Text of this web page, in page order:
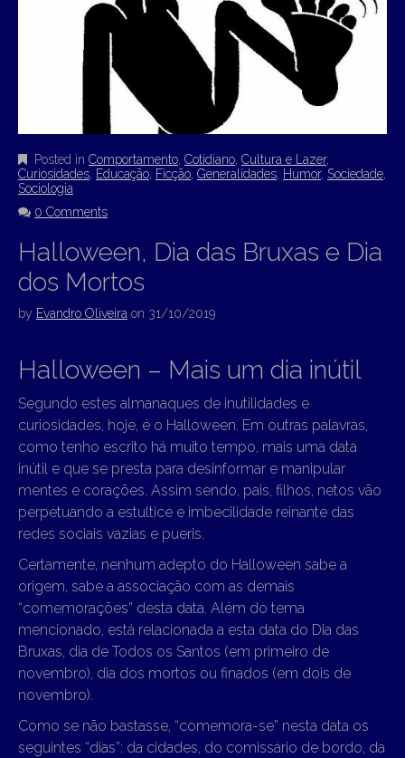
Posted in Comportamento, Cotidiano, Cultura e Lazer,
Curiosidades, Educação, Ficção, Generalidades, Humor, Sociedade,
Sociologia
0 Comments
Halloween, Dia das Bruxas e Dia
dos Mortos
by Evandro Oliveira on 31/10/2019
Halloween – Mais um dia inútil
Segundo estes almanaques de inutilidades e
curiosidades, hoje, é o Halloween. Em outras palavras,
como tenho escrito há muito tempo, mais uma data
inútil e que se presta para desinformar e manipular
mentes e corações. Assim sendo, pais, filhos, netos vão
perpetuando a estultice e imbecilidade reinante das
redes sociais vazias e pueris.
Certamente, nenhum adepto do Halloween sabe a
origem, sabe a associação com as demais
“comemorações” desta data. Além do tema
mencionado, está relacionada a esta data do Dia das
Bruxas, dia de Todos os Santos (em primeiro de
novembro), dia dos mortos ou finados (em dois de
novembro).
Como se não bastasse, “comemora-se” nesta data os
seguintes “dias”: da cidades, do comissário de bordo, da